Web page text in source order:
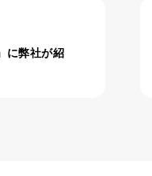
に弊社が紹